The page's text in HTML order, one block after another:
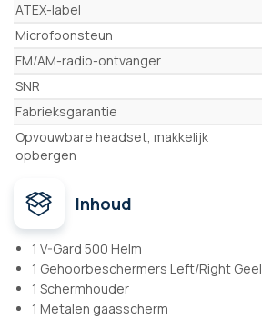
ATEX-label
Microfoonsteun
FM/AM-radio-ontvanger
SNR
Fabrieksgarantie
Opvouwbare headset, makkelijk
opbergen
Inhoud
1 V-Gard 500 Helm
1 Gehoorbeschermers Left/Right Geel
1 Schermhouder
1 Metalen gaasscherm